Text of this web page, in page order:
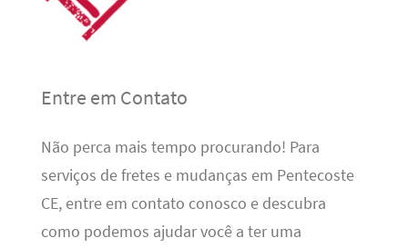
Entre em Contato
Não perca mais tempo procurando! Para
serviços de fretes e mudanças em Pentecoste
CE, entre em contato conosco e descubra
como podemos ajudar você a ter uma